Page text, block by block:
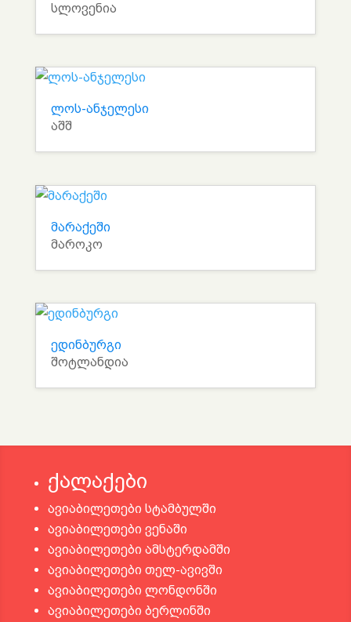
სლოვენია
ლოს-ანჯელესი
აშშ
მარაქეში
მაროკო
ედინბურგი
შოტლანდია
ქალაქები
ავიაბილეთები სტამბულში
ავიაბილეთები ვენაში
ავიაბილეთები ამსტერდამში
ავიაბილეთები თელ-ავივში
ავიაბილეთები ლონდონში
ავიაბილეთები ბერლინში